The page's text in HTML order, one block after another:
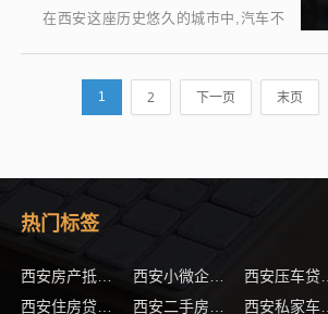
在西安这座历史悠久的城市中,汽车不
融市场的不断发展，个人汽车抵押贷款
1 2 下一页 末页
热门标签
(1) 西安小微企业贷款(西安小微企业贷款利率最低是多少钱) 西安压车贷款注意问题
(1) (1)西安私家车抵押贷款注意事项